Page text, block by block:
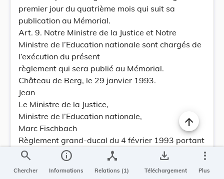
premier jour du quatrième mois qui suit sa
publication au Mémorial.
Art. 9. Notre Ministre de la Justice et Notre
Ministre de l’Education nationale sont chargés de
l’exécution du présent
règlement qui sera publié au Mémorial.
Château de Berg, le 29 janvier 1993.
Jean
Le Ministre de la Justice,
Ministre de l’Education nationale,
Marc Fischbach
Règlement grand-ducal du 4 février 1993 portant
modification du règlement grand-ducal modifié du
15 juillet 1967 portant fixation de la rémunération
search
Chercher
info
Informations
device_hub
Relations (1)
save_alt
Téléchargement
more_vert
Plus